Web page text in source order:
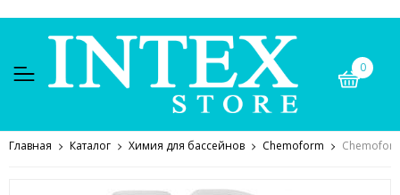
0
Главная Каталог Химия для бассейнов Chemoform